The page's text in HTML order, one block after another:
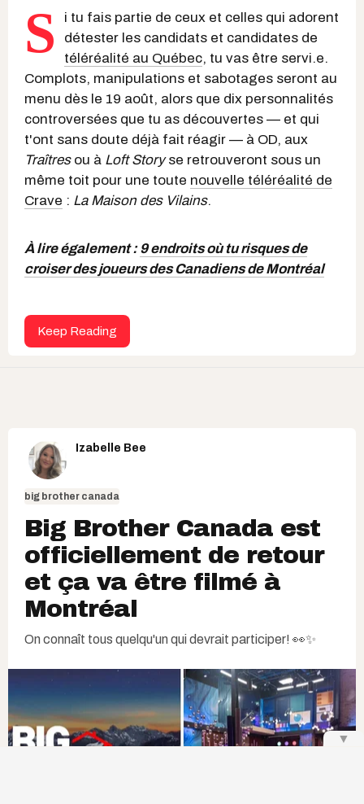
S
i tu fais partie de ceux et celles qui adorent
détester les candidats et candidates de
téléréalité au Québec, tu vas être servi.e.
Complots, manipulations et sabotages seront au
menu dès le 19 août, alors que dix personnalités
controversées que tu as découvertes — et qui
t'ont sans doute déjà fait réagir — à OD, aux
Traîtresou à Loft Storyse retrouveront sous un
même toit pour une toute nouvelle téléréalité de
Crave : La Maison des Vilains.
À lire également :9 endroits où tu risques de
croiser des joueurs des Canadiens de Montréal
Keep Reading
Izabelle Bee
big brother canada
Big Brother Canada est
officiellement de retour
et ça va être filmé à
Montréal
On connaît tous quelqu'un qui devrait participer! 👀✨
▼